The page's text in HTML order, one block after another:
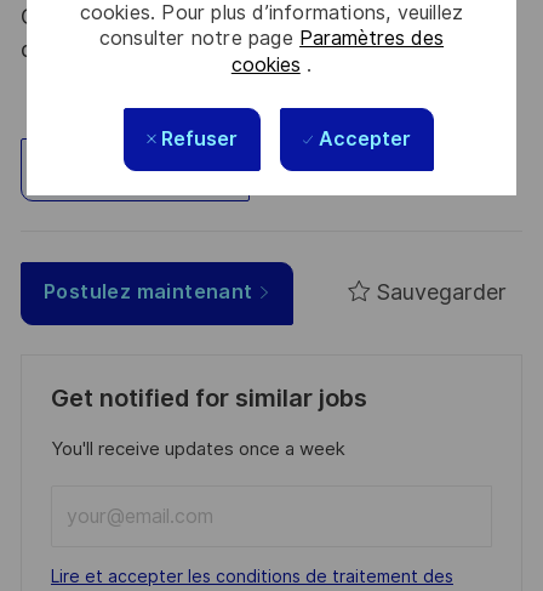
cookies. Pour plus d’informations, veuillez
consulter notre page Paramètres des
cookies .
Refuser Accepter
Code de la défense et de l’IGI 1300 SGDSN/PSE
du 09 août 2021.
Explorez un site
Postulez maintenant Sauvegarder
Get notified for similar jobs
You'll receive updates once a week
Email
address
Required
Lire et accepter les conditions de traitement des